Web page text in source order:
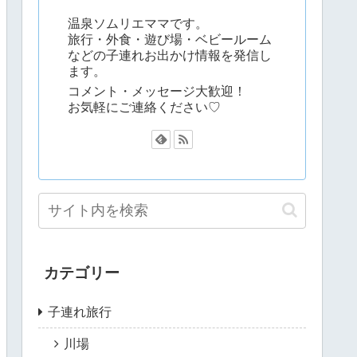
温泉ソムリエママです。
旅行・外食・遊び場・ベビールーム
などの子連れお出かけ情報を発信し
ます。
コメント・メッセージ大歓迎！
お気軽にご連絡ください♡
カテゴリー
子連れ旅行
川場